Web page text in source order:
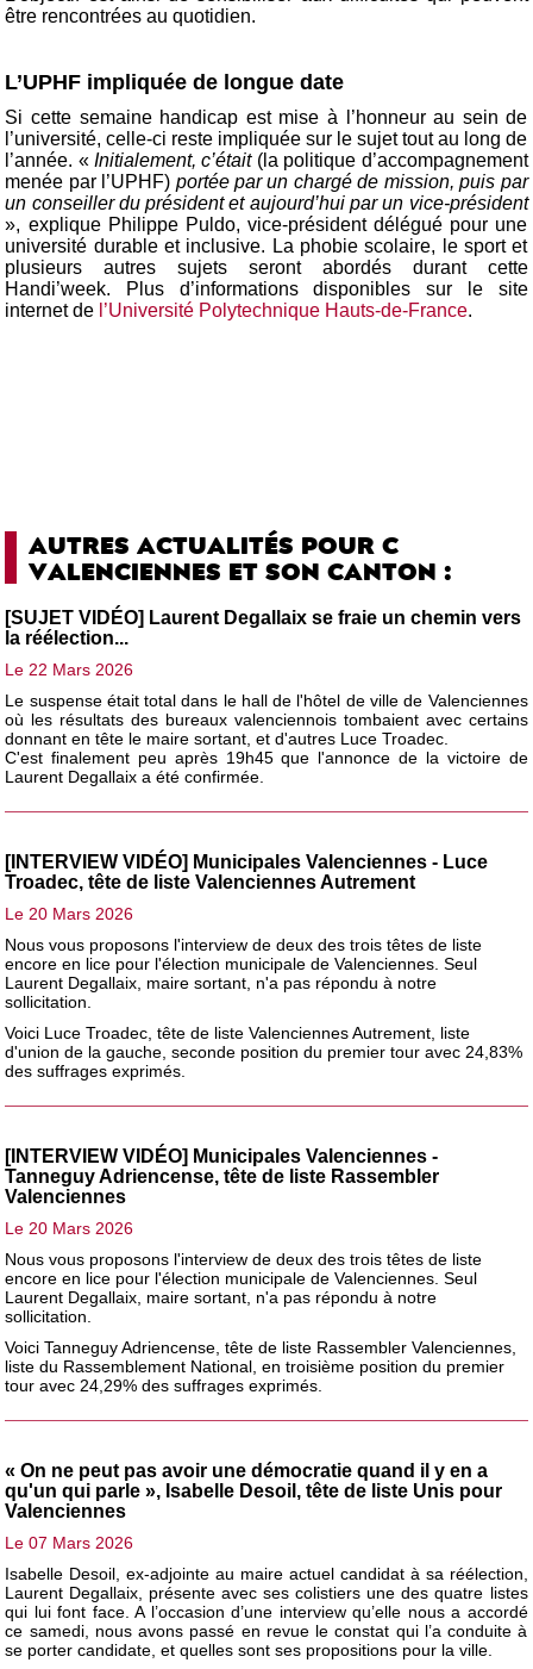
être rencontrées au quotidien.
L’UPHF impliquée de longue date
Si cette semaine handicap est mise à l’honneur au sein de
l’université, celle-ci reste impliquée sur le sujet tout au long de
l’année. «Initialement, c’était(la politique d’accompagnement
menée par l’UPHF) portée par un chargé de mission, puis par
un conseiller du président et aujourd’hui par un vice-président
», explique Philippe Puldo, vice-président délégué pour une
université durable et inclusive. La phobie scolaire, le sport et
plusieurs autres sujets seront abordés durant cette
Handi’week. Plus d’informations disponibles sur le site
internet de l’Université Polytechnique Hauts-de-France.
AUTRES ACTUALITÉS POUR C
VALENCIENNES ET SON CANTON :
[SUJET VIDÉO] Laurent Degallaix se fraie un chemin vers
la réélection...
Le 22 Mars 2026
Le suspense était total dans le hall de l'hôtel de ville de Valenciennes
où les résultats des bureaux valenciennois tombaient avec certains
donnant en tête le maire sortant, et d'autres Luce Troadec.
C'est finalement peu après 19h45 que l'annonce de la victoire de
Laurent Degallaix a été confirmée.
[INTERVIEW VIDÉO] Municipales Valenciennes - Luce
Troadec, tête de liste Valenciennes Autrement
Le 20 Mars 2026
Nous vous proposons l'interview de deux des trois têtes de liste
encore en lice pour l'élection municipale de Valenciennes. Seul
Laurent Degallaix, maire sortant, n'a pas répondu à notre
sollicitation.
Voici Luce Troadec, tête de liste Valenciennes Autrement, liste
d'union de la gauche, seconde position du premier tour avec 24,83%
des suffrages exprimés.
[INTERVIEW VIDÉO] Municipales Valenciennes -
Tanneguy Adriencense, tête de liste Rassembler
Valenciennes
Le 20 Mars 2026
Nous vous proposons l'interview de deux des trois têtes de liste
encore en lice pour l'élection municipale de Valenciennes. Seul
Laurent Degallaix, maire sortant, n'a pas répondu à notre
sollicitation.
Voici Tanneguy Adriencense, tête de liste Rassembler Valenciennes,
liste du Rassemblement National, en troisième position du premier
tour avec 24,29% des suffrages exprimés.
« On ne peut pas avoir une démocratie quand il y en a
qu'un qui parle », Isabelle Desoil, tête de liste Unis pour
Valenciennes
Le 07 Mars 2026
Isabelle Desoil, ex-adjointe au maire actuel candidat à sa réélection,
Laurent Degallaix, présente avec ses colistiers une des quatre listes
qui lui font face. A l’occasion d’une interview qu’elle nous a accordé
ce samedi, nous avons passé en revue le constat qui l’a conduite à
se porter candidate, et quelles sont ses propositions pour la ville.